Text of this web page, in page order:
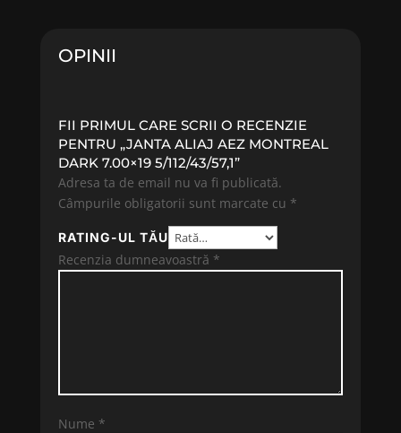
OPINII
FII PRIMUL CARE SCRII O RECENZIE
PENTRU „JANTA ALIAJ AEZ MONTREAL
DARK 7.00×19 5/112/43/57,1”
Adresa ta de email nu va fi publicată.
Câmpurile obligatorii sunt marcate cu *
RATING-UL TĂU
Recenzia dumneavoastră *
Nume *